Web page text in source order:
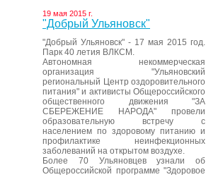
19 мая 2015 г.
"Добрый Ульяновск"
"Добрый Ульяновск" - 17 мая 2015 год.
Парк 40 летия ВЛКСМ.
Автономная некоммерческая
организация "Ульяновский
региональный Центр оздоровительного
питания" и активисты Общероссийского
общественного движения "ЗА
СБЕРЕЖЕНИЕ НАРОДА" провели
образовательную встречу с
населением по здоровому питанию и
профилактике неинфекционных
заболеваний на открытом воздухе.
Более 70 Ульяновцев узнали об
Общероссийской программе "Здоровое